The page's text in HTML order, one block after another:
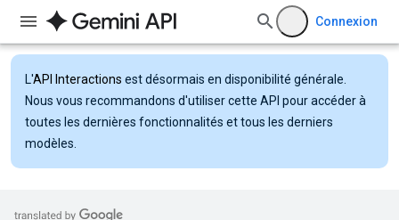
Connexion
L'API Interactions est désormais en disponibilité générale.
Nous vous recommandons d'utiliser cette API pour accéder à
toutes les dernières fonctionnalités et tous les derniers
modèles.